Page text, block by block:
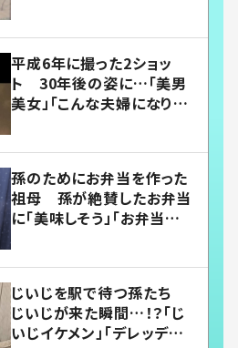
平成6年に撮った2ショッ
ト 30年後の姿に…「美男
美女」「こんな夫婦になりた
孫のためにお弁当を作った
祖母 孫が絶賛したお弁当
に「美味しそう」「お弁当すご
じいじを駅で待つ孫たち
じいじが来た瞬間…！？「じ
いじイケメン」「デレッデレ」